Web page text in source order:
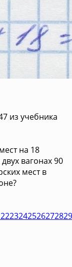
из учебника
на 18
вагонах 90
мест в
2223242526272829